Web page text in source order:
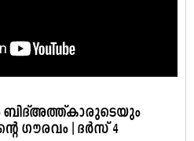
ബിദ്അത്ത്കാരുടെയും
ഗൗരവം | ദർസ് 4